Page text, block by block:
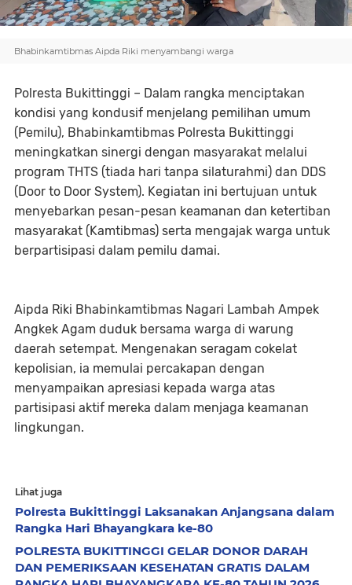
Bhabinkamtibmas Aipda Riki menyambangi warga
Polresta Bukittinggi – Dalam rangka menciptakan
kondisi yang kondusif menjelang pemilihan umum
(Pemilu), Bhabinkamtibmas Polresta Bukittinggi
meningkatkan sinergi dengan masyarakat melalui
program THTS (tiada hari tanpa silaturahmi) dan DDS
(Door to Door System). Kegiatan ini bertujuan untuk
menyebarkan pesan-pesan keamanan dan ketertiban
masyarakat (Kamtibmas) serta mengajak warga untuk
berpartisipasi dalam pemilu damai.
Aipda Riki Bhabinkamtibmas Nagari Lambah Ampek
Angkek Agam duduk bersama warga di warung
daerah setempat. Mengenakan seragam cokelat
kepolisian, ia memulai percakapan dengan
menyampaikan apresiasi kepada warga atas
partisipasi aktif mereka dalam menjaga keamanan
lingkungan.
Lihat juga
Polresta Bukittinggi Laksanakan Anjangsana dalam
Rangka Hari Bhayangkara ke-80
POLRESTA BUKITTINGGI GELAR DONOR DARAH
DAN PEMERIKSAAN KESEHATAN GRATIS DALAM